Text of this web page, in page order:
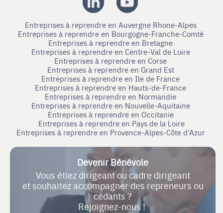
Entreprises à reprendre en Auvergne Rhone-Alpes
Entreprises à reprendre en Bourgogne-Franche-Comté
Entreprises à reprendre en Bretagne
Entreprises à reprendre en Centre-Val de Loire
Entreprises à reprendre en Corse
Entreprises à reprendre en Grand Est
Entreprises à reprendre en Ile de France
Entreprises à reprendre en Hauts-de-France
Entreprises à reprendre en Normandie
Entreprises à reprendre en Nouvelle-Aquitaine
Entreprises à reprendre en Occitanie
Entreprises à reprendre en Pays de la Loire
Entreprises à reprendre en Provence-Alpes-Côte d'Azur
Devenir Bénévole
Vous étiez dirigeant ou cadre dirigeant
et souhaitez accompagner des repreneurs ou
cédants ?
Rejoignez-nous !